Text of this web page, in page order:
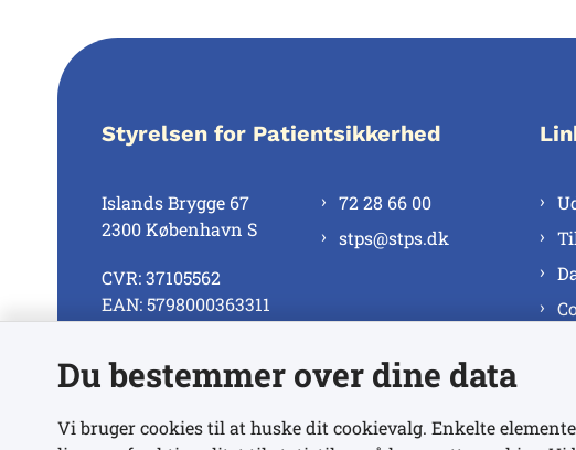
Styrelsen for Patientsikkerhed
Islands Brygge 67
2300 København S
CVR: 37105562
EAN: 5798000363311
72 28 66 00
stps@stps.dk
Se alle kontaktnumre
Du bestemmer over dine data
Vi bruger cookies til at huske dit cookievalg. Enkelte